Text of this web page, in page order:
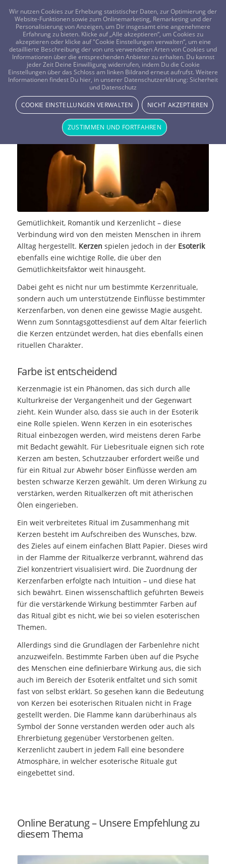
FRAGEN? KOSTENLOS ANRUFEN: 0800-8478266
Die Bedeutung der Kerzen
innerhalb der Esoterik
SPIRITUELLE HILFSMITTEL
Gemütlichkeit, Romantik und Kerzenlicht – diese
Verbindung wird von den meisten Menschen in ihrem
Alltag hergestellt. Kerzen spielen jedoch in der Esoterik
ebenfalls eine wichtige Rolle, die über den
Gemütlichkeitsfaktor weit hinausgeht.
Dabei geht es nicht nur um bestimmte Kerzenrituale,
sondern auch um unterstützende Einflüsse bestimmter
Kerzenfarben, von denen eine gewisse Magie ausgeht.
Wenn zum Sonntagsgottesdienst auf dem Altar feierlich
die Kerzen entzündet werden, hat dies ebenfalls einen
rituellen Charakter.
Farbe ist entscheidend
Kerzenmagie ist ein Phänomen, das sich durch alle
Kulturkreise der Vergangenheit und der Gegenwart
zieht. Kein Wunder also, dass sie auch in der Esoterik
eine Rolle spielen. Wenn Kerzen in ein esoterisches
Ritual einbezogen werden, wird meistens deren Farbe
mit Bedacht gewählt. Für Liebesrituale eignen sich rote
Kerzen am besten, Schutzzauber erfordert weiße und
für ein Ritual zur Abwehr böser Einflüsse werden am
besten schwarze Kerzen gewählt. Um deren Wirkung zu
verstärken, werden Ritualkerzen oft mit ätherischen
Ölen eingerieben.
Ein weit verbreitetes Ritual im Zusammenhang mit
Kerzen besteht im Aufschreiben des Wunsches, bzw.
des Zieles auf einem einfachen Blatt Papier. Dieses wird
in der Flamme der Ritualkerze verbrannt, während das
Ziel konzentriert visualisiert wird. Die Zuordnung der
Kerzenfarben erfolgte nach Intuition – und diese hat
sich bewährt. Einen wissenschaftlich geführten Beweis
für die verstärkende Wirkung bestimmter Farben auf
das Ritual gibt es nicht, wie bei so vielen esoterischen
Themen.
Allerdings sind die Grundlagen der Farbenlehre nicht
anzuzweifeln. Bestimmte Farben üben auf die Psyche
des Menschen eine definierbare Wirkung aus, die sich
auch im Bereich der Esoterik entfaltet und sich somit
fast von selbst erklärt. So gesehen kann die Bedeutung
von Kerzen bei esoterischen Ritualen nicht in Frage
gestellt werden. Die Flamme kann darüberhinaus als
Symbol der Sonne verstanden werden oder auch als
Ehrerbietung gegenüber Verstorbenen gelten.
Kerzenlicht zaubert in jedem Fall eine besondere
Atmosphäre, in welcher esoterische Rituale gut
eingebettet sind.
Online Beratung – Unsere Empfehlung zu
diesem Thema
Wir nutzen Cookies zur Erhebung statistischer Daten, zur Optimierung der
Website-Funktionen sowie zum Onlinemarketing, Remarketing und der
Personalisierung von Anzeigen, um Dir insgesamt eine angenehmere
Erfahrung zu bieten. Klicke auf „Alle akzeptieren“, um Cookies zu
akzeptieren oder klicke auf "Cookie Einstellungen verwalten“, um eine
detaillierte Beschreibung der von uns verwendeten Arten von Cookies und
Informationen über die entsprechenden Anbieter zu erhalten. Du kannst
jeder Zeit Deine Einwilligung widerrufen, indem Du die Cookie
Einstellungen über das Schloss am linken Bildrand erneut aufrufst. Weitere
Informationen findest Du hier, in unserer Datenschutzerklärung: Sicherheit
und Datenschutz
COOKIE EINSTELLUNGEN VERWALTEN NICHT AKZEPTIEREN
ZUSTIMMEN UND FORTFAHREN